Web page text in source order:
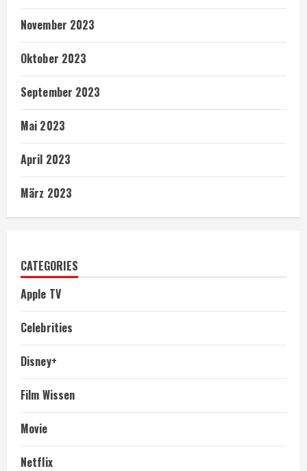
November 2023
Oktober 2023
September 2023
Mai 2023
April 2023
März 2023
CATEGORIES
Apple TV
Celebrities
Disney+
Film Wissen
Movie
Netflix